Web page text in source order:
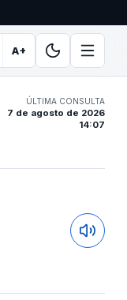
A+
ÚLTIMA CONSULTA
7 de agosto de 2026
14:07